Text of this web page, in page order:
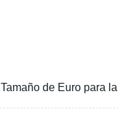
de Euro para